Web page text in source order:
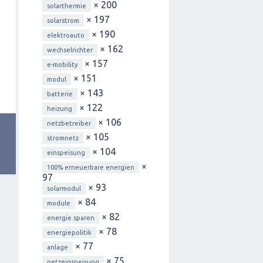
solarthermie × 200
solarstrom × 197
elektroauto × 190
wechselrichter × 162
e-mobility × 157
modul × 151
batterie × 143
heizung × 122
netzbetreiber × 106
stromnetz × 105
einspeisung × 104
100% erneuerbare energien
×
97
solarmodul × 93
module × 84
energie sparen × 82
energiepolitik × 78
anlage × 77
netzeinspeisung × 75